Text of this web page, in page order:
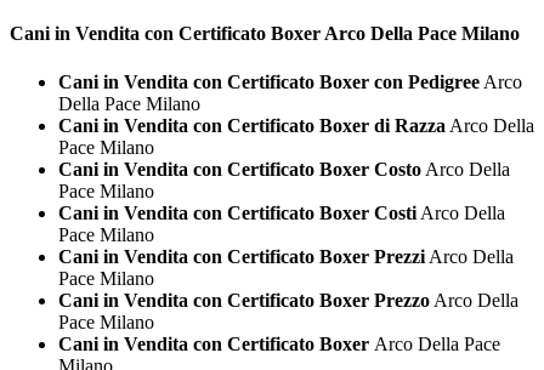
Cani in Vendita con Certificato Boxer Arco Della Pace Milano
Cani in Vendita con Certificato Boxer con Pedigree Arco
Della Pace Milano
Cani in Vendita con Certificato Boxer di Razza Arco Della
Pace Milano
Cani in Vendita con Certificato Boxer Costo Arco Della
Pace Milano
Cani in Vendita con Certificato Boxer Costi Arco Della
Pace Milano
Cani in Vendita con Certificato Boxer Prezzi Arco Della
Pace Milano
Cani in Vendita con Certificato Boxer Prezzo Arco Della
Pace Milano
Cani in Vendita con Certificato Boxer Arco Della Pace
Milano